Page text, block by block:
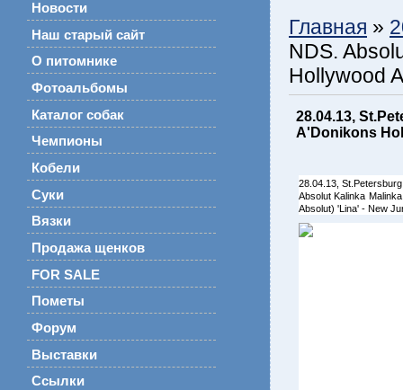
Новости
Наш старый сайт
О питомнике
Фотоальбомы
Каталог собак
Чемпионы
Кобели
Суки
Вязки
Продажа щенков
FOR SALE
Пометы
Форум
Выставки
Ссылки
Главная »
NDS.
Hollywood
28.04.13,
A'Donikons
28.04.13,
Absolut Kalinka
Absolut) 'Lina' - New